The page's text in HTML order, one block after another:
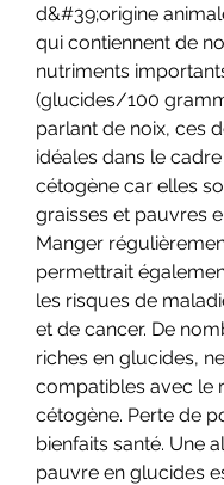
d&#39;origine
qui contiennent de
nutriments
(glucides/100
parlant de noix, ces
idéales dans le cadre
cétogène car elles
graisses et pauvres
Manger
permettrait
les risques de
et de cancer. De
riches en glucides,
compatibles avec le
cétogène. Perte de
bienfaits santé. Une
pauvre en glucides